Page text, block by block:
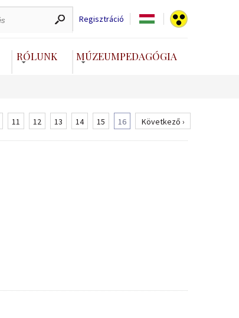
Regisztráció
RÓLUNK MÚZEUMPEDAGÓGIA
11 12 13 14 15 16 Következő ›